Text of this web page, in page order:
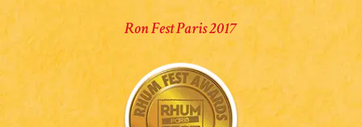
Ron Fest Paris 2017